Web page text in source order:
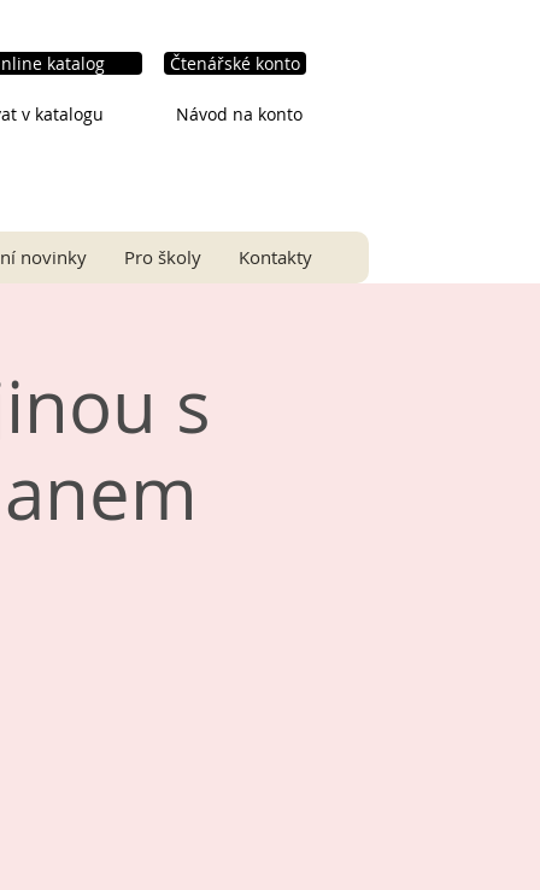
katalog
v katalogu
Čtenářské konto
Návod na konto
novinky Pro školy Kontakty
s